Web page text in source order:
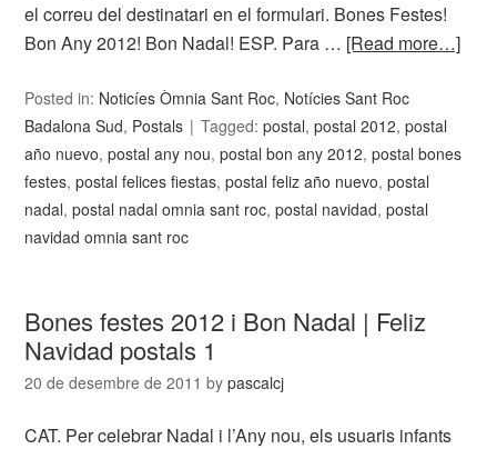
el correu del destinatari en el formulari. Bones Festes!
Bon Any 2012! Bon Nadal! ESP. Para … [Read more…]
Posted in: Noticíes Òmnia Sant Roc, Notícies Sant Roc
Badalona Sud, Postals Tagged:postal,postal 2012,postal
año nuevo,postal any nou,postal bon any 2012,postal bones
festes,postal felices fiestas,postal feliz año nuevo,postal
nadal,postal nadal omnia sant roc,postal navidad,postal
navidad omnia sant roc
Bones festes 2012 i Bon Nadal | Feliz
Navidad postals 1
20 de desembre de 2011 bypascalcj
CAT. Per celebrar Nadal i l’Any nou, els usuaris infants